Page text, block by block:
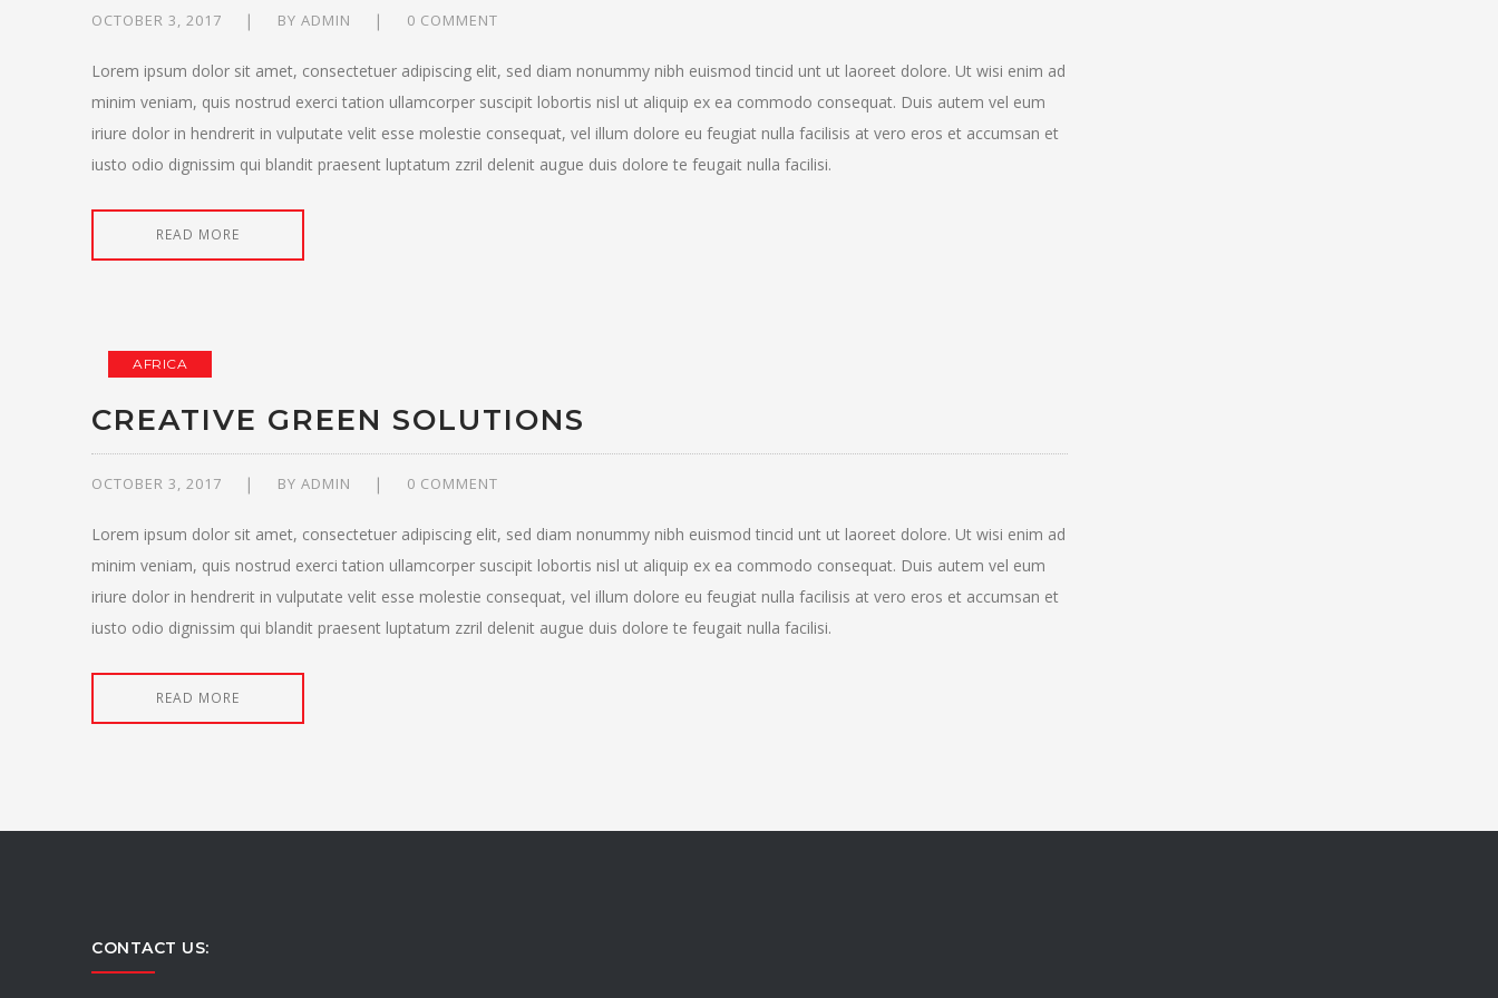
OCTOBER 3, 2017 BY ADMIN 0 COMMENT
Lorem ipsum dolor sit amet, consectetuer adipiscing elit, sed diam nonummy nibh euismod tincid unt ut laoreet dolore. Ut wisi enim ad
minim veniam, quis nostrud exerci tation ullamcorper suscipit lobortis nisl ut aliquip ex ea commodo consequat. Duis autem vel eum
iriure dolor in hendrerit in vulputate velit esse molestie consequat, vel illum dolore eu feugiat nulla facilisis at vero eros et accumsan et
iusto odio dignissim qui blandit praesent luptatum zzril delenit augue duis dolore te feugait nulla facilisi.
READ MORE
AFRICA
CREATIVE GREEN SOLUTIONS
OCTOBER 3, 2017 BY ADMIN 0 COMMENT
Lorem ipsum dolor sit amet, consectetuer adipiscing elit, sed diam nonummy nibh euismod tincid unt ut laoreet dolore. Ut wisi enim ad
minim veniam, quis nostrud exerci tation ullamcorper suscipit lobortis nisl ut aliquip ex ea commodo consequat. Duis autem vel eum
iriure dolor in hendrerit in vulputate velit esse molestie consequat, vel illum dolore eu feugiat nulla facilisis at vero eros et accumsan et
iusto odio dignissim qui blandit praesent luptatum zzril delenit augue duis dolore te feugait nulla facilisi.
READ MORE
CONTACT US: